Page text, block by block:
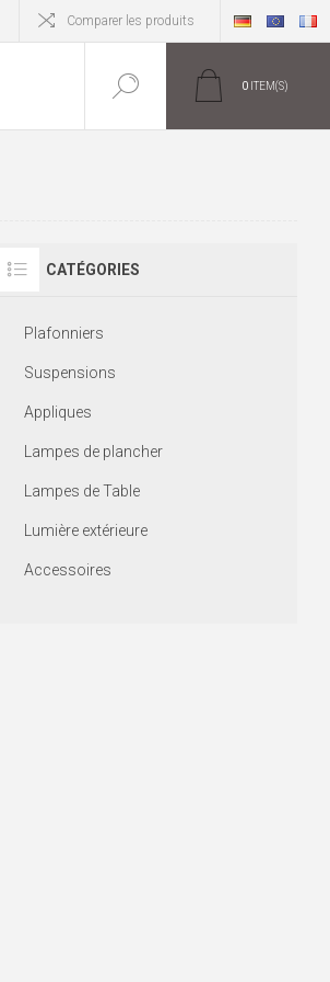
Comparer les produits
0 ITEM(S)
CATÉGORIES
Plafonniers
Suspensions
Appliques
Lampes de plancher
Lampes de Table
Lumière extérieure
Accessoires